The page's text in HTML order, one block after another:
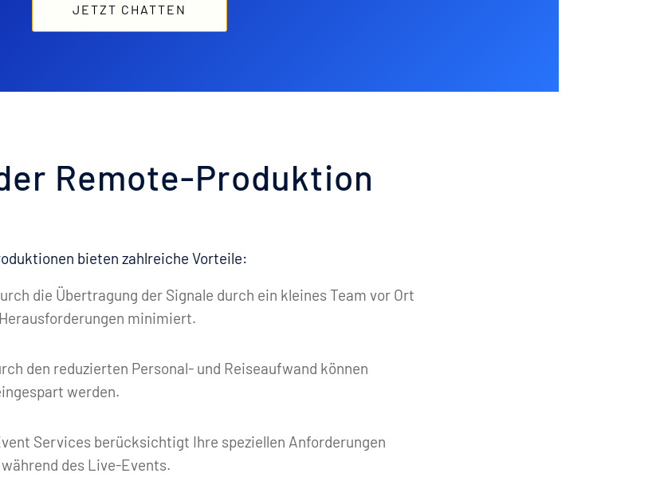
JETZT CHATTEN
Remote-Produktion
bieten zahlreiche Vorteile:
die Übertragung der Signale durch ein kleines Team vor Ort
minimiert.
den reduzierten Personal- und Reiseaufwand können
werden.
Services berücksichtigt Ihre speziellen Anforderungen
des Live-Events.